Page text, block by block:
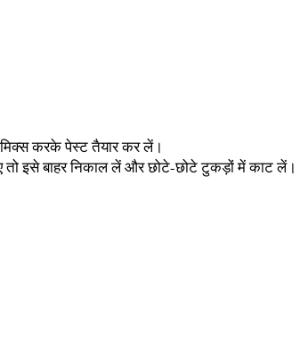
करके पेस्ट तैयार कर लें।
इसे बाहर निकाल लें और छोटे-छोटे टुकड़ों में काट लें।